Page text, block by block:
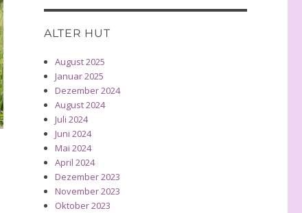
ALTER HUT
August 2025
Januar 2025
Dezember 2024
August 2024
Juli 2024
Juni 2024
Mai 2024
April 2024
Dezember 2023
November 2023
Oktober 2023